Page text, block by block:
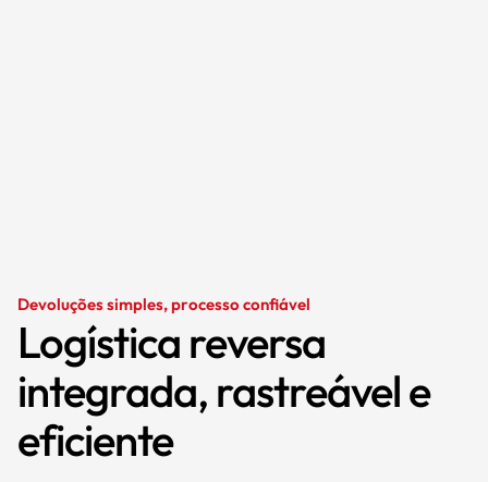
Devoluções simples, processo confiável
Logística reversa
integrada, rastreável e
eficiente